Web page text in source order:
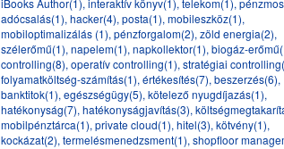
iBooks Author(1), interaktív könyv(1), telekom(1),
adócsalás(1), hacker(4), posta(1), mobileszköz(1),
mobiloptimalizálás (1), pénzforgalom(2), zöld energia(2),
szélerőmű(1), napelem(1), napkollektor(1), biogáz-
controlling(8), operatív controlling(1), stratégiai
folyamatköltség-számítás(1), értékesítés(7), beszerzés(6),
banktitok(1), egészségügy(5), kötelező nyugdíjazás(1),
hatékonyság(7), hatékonyságjavítás(3),
mobilpénztárca(1), private cloud(1), hitel(3), kötvény(1),
kockázat(2), termelésmenedzsment(1), shopfloor